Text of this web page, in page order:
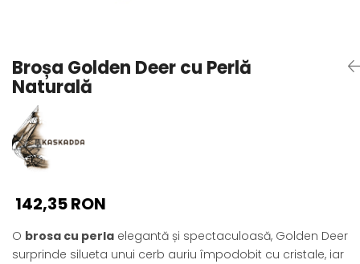
Pandantive cu Perle
Brose cu Perle
Broșa Golden Deer cu Perlă
Naturală
142,35 RON
O brosa cu perla elegantă și spectaculoasă, Golden Deer
surprinde silueta unui cerb auriu împodobit cu cristale, iar